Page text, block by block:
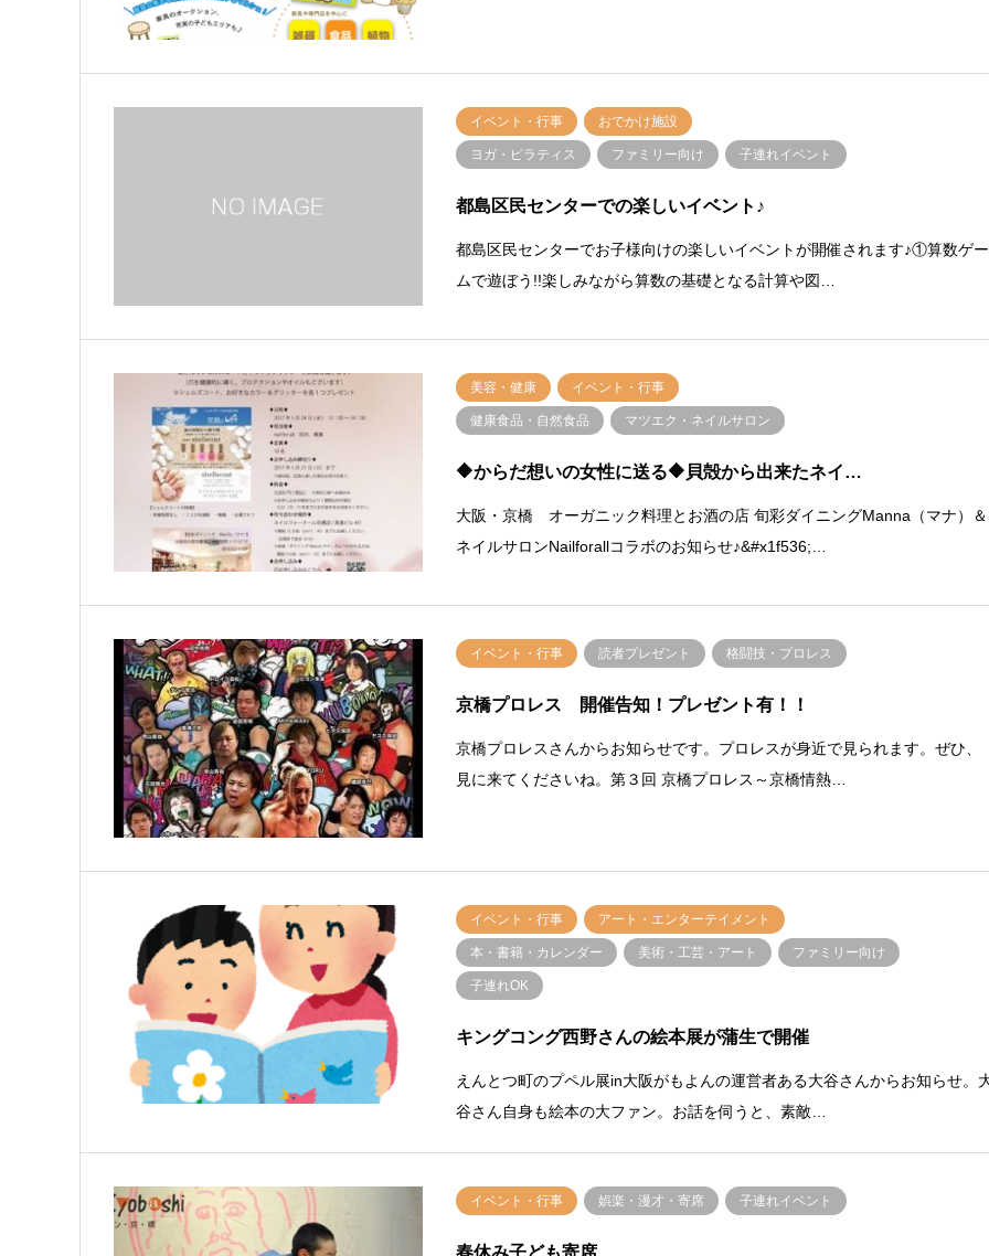
イベント・行事 おでかけ施設
ヨガ・ピラティス ファミリー向け 子連れイベント
都島区民センターでの楽しいイベント♪
都島区民センターでお子様向けの楽しいイベントが開催されます♪①算数ゲー
ムで遊ぼう!!楽しみながら算数の基礎となる計算や図…
美容・健康 イベント・行事
健康食品・自然食品 マツエク・ネイルサロン
🔶からだ想いの女性に送る🔶貝殻から出来たネイ…
大阪・京橋 オーガニック料理とお酒の店 旬彩ダイニングManna（マナ）＆
ネイルサロンNailforallコラボのお知らせ♪&#x1f536;…
イベント・行事 読者プレゼント 格闘技・プロレス
京橋プロレス 開催告知！プレゼント有！！
京橋プロレスさんからお知らせです。プロレスが身近で見られます。ぜひ、
見に来てくださいね。第３回 京橋プロレス～京橋情熱…
イベント・行事 アート・エンターテイメント
本・書籍・カレンダー 美術・工芸・アート ファミリー向け
子連れOK
キングコング西野さんの絵本展が蒲生で開催
えんとつ町のプペル展in大阪がもよんの運営者ある大谷さんからお知らせ。
谷さん自身も絵本の大ファン。お話を伺うと、素敵…
イベント・行事 娯楽・漫才・寄席 子連れイベント
春休み子ども寄席